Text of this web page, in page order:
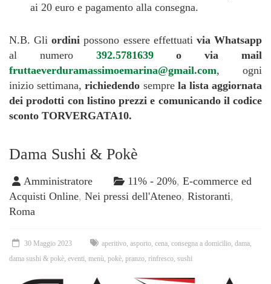
ai 20 euro e pagamento alla consegna.
N.B. Gliordinipossono essere effettuati via Whatsapp
al numero 392.5781639
o via mail
fruttaeverduramassimoemarina@gmail.com, ogni
inizio settimana,richiedendo sempre la lista aggiornata
dei prodotti con listino prezzi e comunicando il codice
sconto TORVERGATA10.
Dama Sushi & Pokè
Amministratore 11% - 20%, E-commerce ed
Acquisti Online, Nei pressi dell'Ateneo, Ristoranti,
Roma
30 Maggio 2023 aperitivo asporto cena consegna a domicilio dama
dama sushi & pokè eventi menù pokè pranzo rinfresco sushi